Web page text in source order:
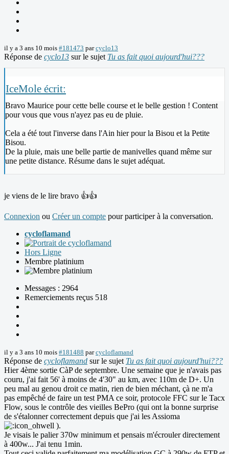
il y a 3 ans 10 mois #181473 parcyclo13
Réponse de cyclo13 sur le sujet Tu as fait quoi aujourd'hui???
IceMole écrit:
Bravo Maurice pour cette belle course et le belle gestion ! Content
pour vous que vous n'ayez pas eu de pluie.
Cela a été tout l'inverse dans l'Ain hier pour la Bisou et la Petite
Bisou.
De la pluie, mais une belle partie de manivelles quand même sur
une petite distance. Résume dans le sujet adéquat.
je viens de le lire bravo 👍👍
Connexion ou Créer un compte pour participer à la conversation.
cycloflamand
Hors Ligne
Membre platinium
Messages : 2964
Remerciements reçus 518
il y a 3 ans 10 mois #181488 parcycloflamand
Réponse de cycloflamand sur le sujet Tu as fait quoi aujourd'hui???
Hier 4ème sortie CàP de septembre. Une semaine que je n'avais pas
couru, j'ai fait 56' à moins de 4'30" au km, avec 110m de D+. Un
peu mal au genou droit ce matin, rien de bien méchant, çà ne m'a
pas empêché de faire un test PMA ce soir, protocole FFC sur le Tacx
Flow, sous le contrôle des vieilles BePro (qui ont la bonne surprise
de s'étalonner correctement depuis que j'ai les Assioma
).
Je visais le palier 370w minimum et pensais m'écrouler directement
à 400w... J'ai tenu 1min.